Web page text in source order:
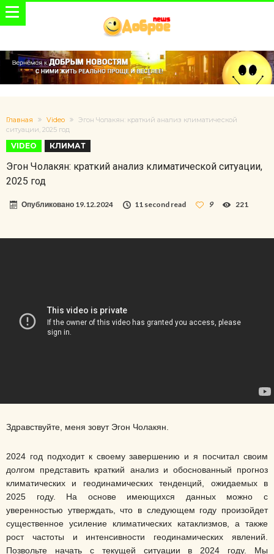
Главная Video
Эгон Чолакян: краткий анализ климатической
ситуации, 2025 год
VIDEO КЛИМАТ
Эгон Чолакян: краткий анализ климатической ситуации,
2025 год
Опубликовано 19.12.2024 11 second read 9 221
Здравствуйте, меня зовут Эгон Чолакян.
2024 год подходит к своему завершению и я посчитал своим
долгом представить краткий анализ и обоснованный прогноз
климатических и геодинамических тенденций, ожидаемых в
2025 году. На основе имеющихся данных можно с
уверенностью утверждать, что в следующем году произойдет
существенное усиление климатических катаклизмов, а также
рост частоты и интенсивности геодинамических явлений.
Позвольте начать с текущей ситуации в 2024 году. Мы